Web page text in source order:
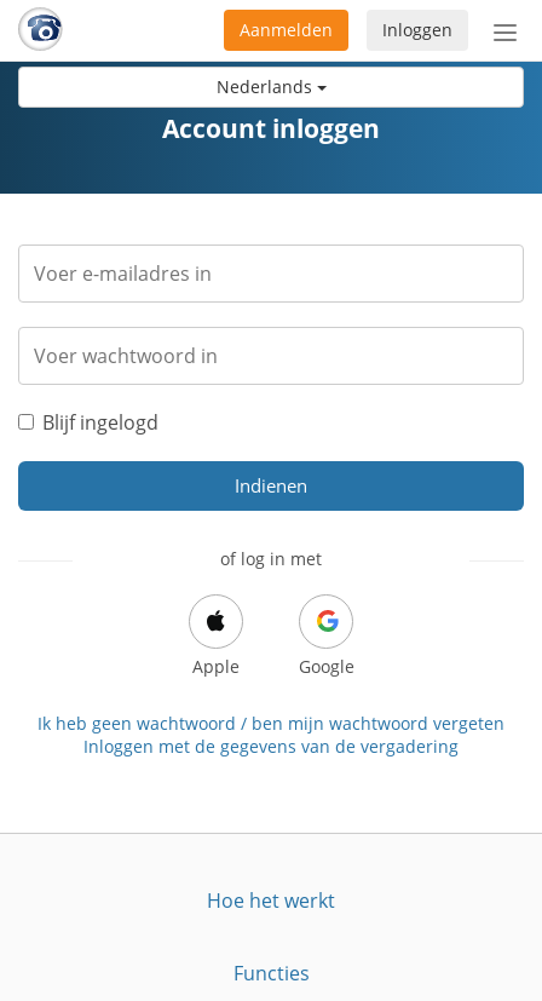
Nederlands
Inloggen
Aanmelden
Account inloggen
Blijf ingelogd
Indienen
of log in met
Apple Google
Ik heb geen wachtwoord / ben mijn wachtwoord vergeten
Inloggen met de gegevens van de vergadering
Hoe het werkt
Functies